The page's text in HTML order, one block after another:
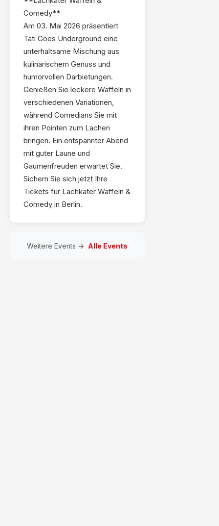
Comedy**
Am 03. Mai 2026 präsentiert
Tati Goes Underground eine
unterhaltsame Mischung aus
kulinarischem Genuss und
humorvollen Darbietungen.
Genießen Sie leckere Waffeln in
verschiedenen Variationen,
während Comedians Sie mit
ihren Pointen zum Lachen
bringen. Ein entspannter Abend
mit guter Laune und
Gaumenfreuden erwartet Sie.
Sichern Sie sich jetzt Ihre
Tickets für Lachkater Waffeln &
Comedy in Berlin.
Weitere Events → Alle Events